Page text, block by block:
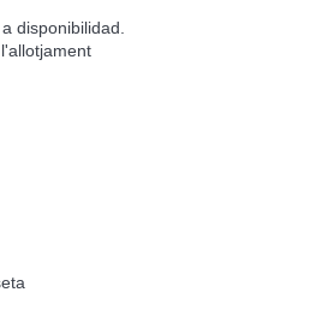
disponibilidad.